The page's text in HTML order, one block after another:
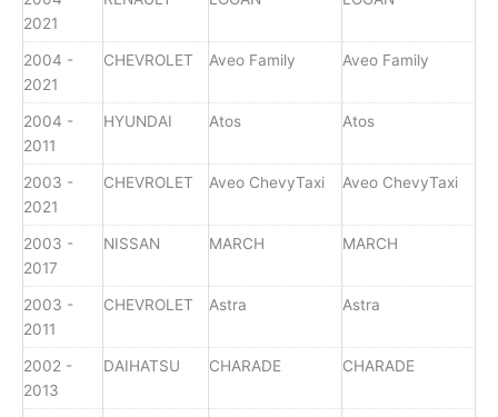
2021
2004 -
2021
CHEVROLET Aveo Family Aveo Family
2004 -
2011
HYUNDAI Atos Atos
2003 -
2021
CHEVROLET Aveo ChevyTaxi Aveo ChevyTaxi
2003 -
2017
NISSAN MARCH MARCH
2003 -
2011
CHEVROLET Astra Astra
2002 -
2013
DAIHATSU CHARADE CHARADE